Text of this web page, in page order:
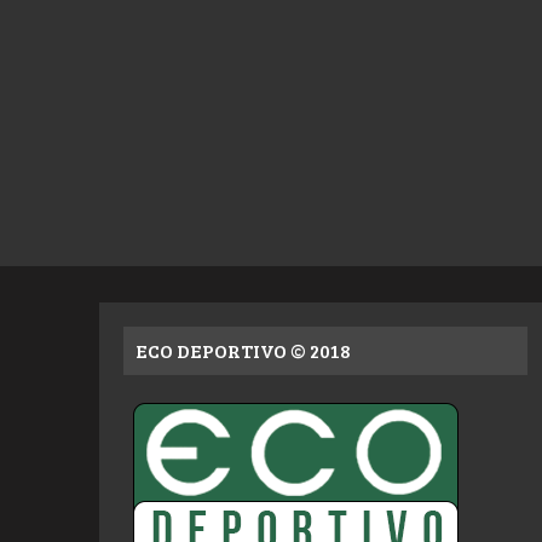
ECO DEPORTIVO © 2018